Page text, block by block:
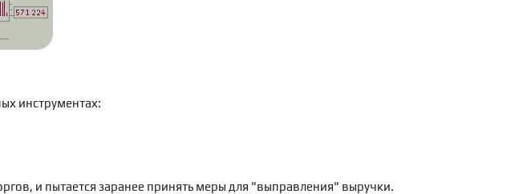
инструментах:
и пытается заранее принять меры для "выправления" выручки.